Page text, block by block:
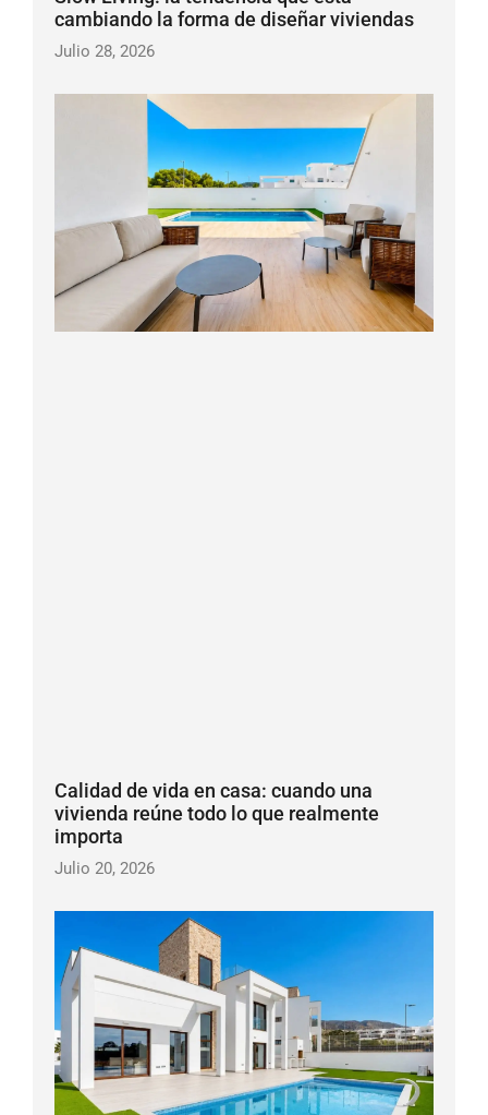
cambiando la forma de diseñar viviendas
Julio 28, 2026
Calidad de vida en casa: cuando una
vivienda reúne todo lo que realmente
importa
Julio 20, 2026